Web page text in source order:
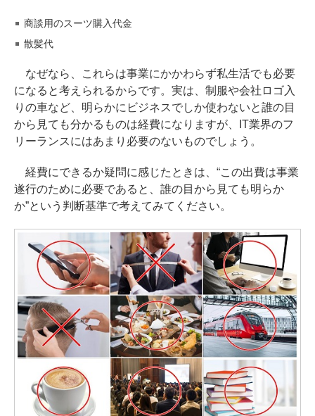
商談用のスーツ購入代金
散髪代
なぜなら、これらは事業にかかわらず私生活でも必要
になると考えられるからです。実は、制服や会社ロゴ入
りの車など、明らかにビジネスでしか使わないと誰の目
から見ても分かるものは経費になりますが、IT業界のフ
リーランスにはあまり必要のないものでしょう。
経費にできるか疑問に感じたときは、“この出費は事業
遂行のために必要であると、誰の目から見ても明らか
か”という判断基準で考えてみてください。